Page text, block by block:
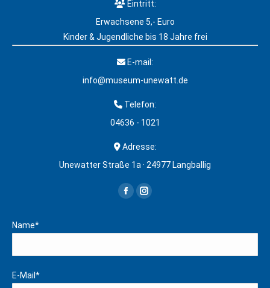
Eintritt:
Erwachsene 5,- Euro
Kinder & Jugendliche bis 18 Jahre frei
E-mail:
info@museum-unewatt.de
Telefon:
04636 - 1021
Adresse:
Unewatter Straße 1a · 24977 Langballig
FacebookInstagram
Name*
E-Mail*